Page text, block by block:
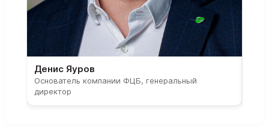
Денис Яуров
Основатель компании ФЦБ, генеральный
директор